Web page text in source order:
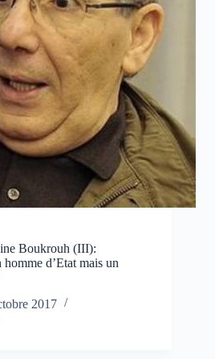
Boukrouh (III):
d’Etat mais un
2017